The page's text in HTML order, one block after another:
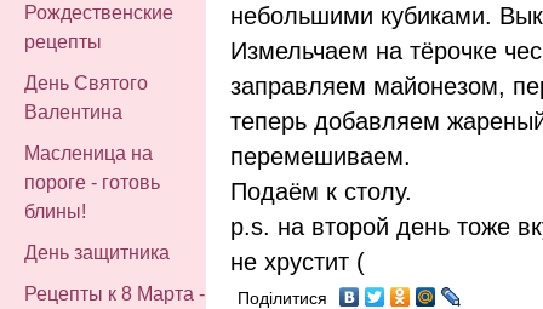
Рождественские
рецепты
День Святого
Валентина
Масленица на
пороге - готовь
блины!
День защитника
Рецепты к 8 Марта -
небольшими кубиками.
Измельчаем на тёрочке
заправляем майонезом,
теперь добавляем
перемешиваем.
Подаём к столу.
p.s. на второй день тоже
не хрустит (
Поділитися